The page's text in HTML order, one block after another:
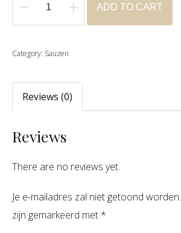
Kippenburger
quantity
ADD TO CART
Category: Sauzen
Reviews (0)
Reviews
There are no reviews yet.
Je e-mailadres zal niet getoond worden.
zijn gemarkeerd met *